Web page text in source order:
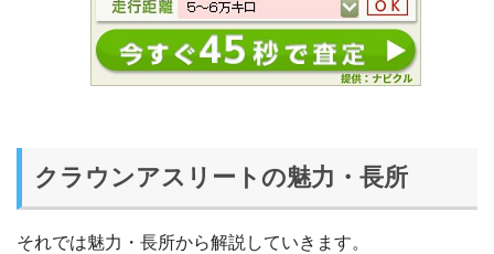
クラウンアスリートの魅力・長所
それでは魅力・長所から解説していきます。